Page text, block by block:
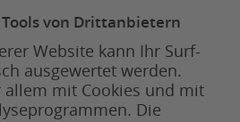
von Drittanbietern
Website kann Ihr Surf-
ausgewertet werden.
allem mit Cookies und mit
Die